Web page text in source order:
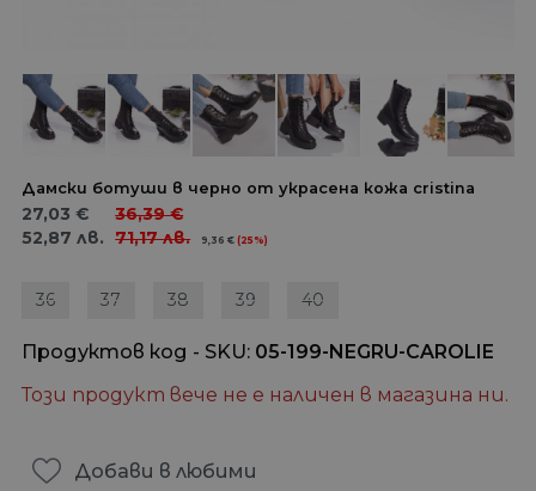
Дамски ботуши в черно от украсена кожа cristina
27,03 €
52,87 лв.
36,39€
71,17лв. 9,36€ (25%)
36 37 38 39 40
Продуктов код - SKU 05-199-NEGRU-CAROLIE
Този продукт вече не е наличен в магазина ни.
Добави в любими